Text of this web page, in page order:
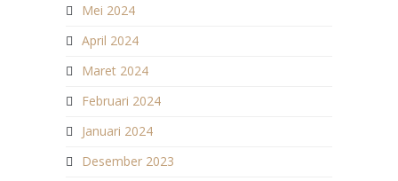
Mei 2024
April 2024
Maret 2024
Februari 2024
Januari 2024
Desember 2023